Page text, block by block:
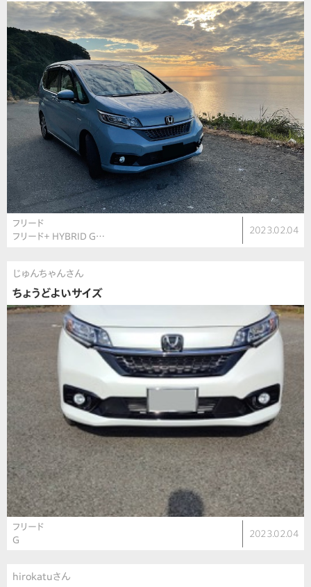
フリード
フリード＋ HYBRID G…
2023.02.04
じゅんちゃんさん
ちょうどよいサイズ
フリード
G
2023.02.04
hirokatuさん